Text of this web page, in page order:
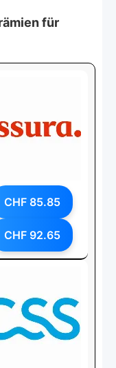
für
CHF 85.85
CHF 92.65